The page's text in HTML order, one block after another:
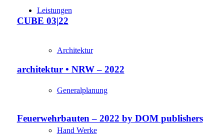
Leistungen
Architektur
Generalplanung
Hand Werke
CUBE 03|22
architektur • NRW – 2022
Feuerwehrbauten – 2022 by DOM publishers